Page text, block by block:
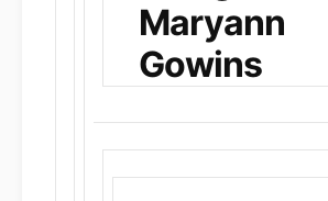
Maryann
Gowins